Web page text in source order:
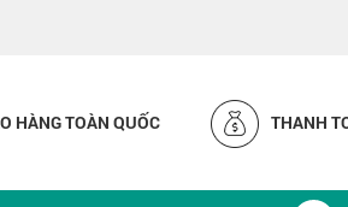
HÀNG TOÀN QUỐC THANH